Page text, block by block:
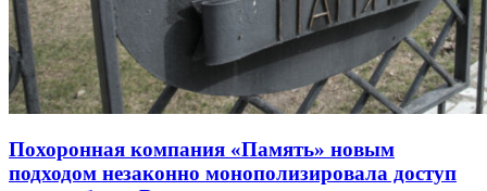
Похоронная компания «Память» новым
подходом незаконно монополизировала доступ